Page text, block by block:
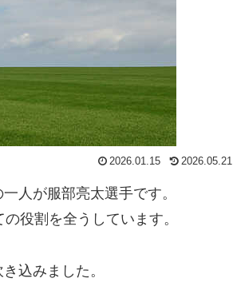
2026.01.15 2026.05.21
人が服部亮太選手です。
役割を全うしています。
込みました。